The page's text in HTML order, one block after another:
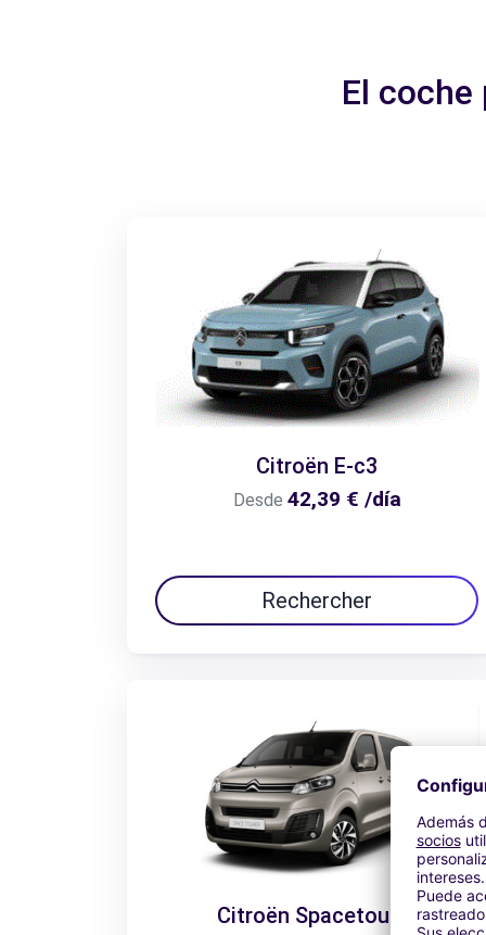
El coche
Citroën E-c3
Desde 42,39 € /día
Rechercher
Citroën Spacetourer